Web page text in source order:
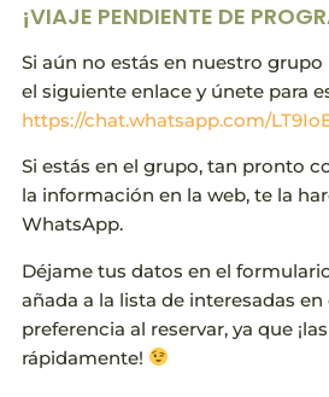
¡VIAJE PENDIENTE DE
Si aún no estás en nuestro
el siguiente enlace y únete para
https://chat.whatsapp.com/
Si estás en el grupo, tan pronto
la información en la web, te la
WhatsApp.
Déjame tus datos en el
añada a la lista de interesadas en
preferencia al reservar, ya que
rápidamente!